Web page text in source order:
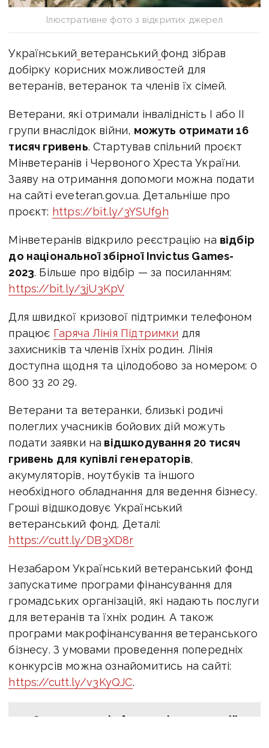
Ілюстративне фото з відкритих джерел
Український ветеранський фонд зібрав
добірку корисних можливостей для
ветеранів, ветеранок та членів їх сімей.
Ветерани, які отримали інвалідність І або ІІ
групи внаслідок війни, можуть отримати 16
тисяч гривень. Стартував спільний проєкт
Мінветеранів і Червоного Хреста України.
Заяву на отримання допомоги можна подати
на сайті eveteran.gov.ua. Детальніше про
проєкт: https://bit.ly/3YSUf9h
Мінветеранів відкрило реєстрацію на відбір
до національної збірної Invictus Games-
2023. Більше про відбір — за посиланням:
https://bit.ly/3jU3KpV
Для швидкої кризової підтримки телефоном
працює Гаряча Лінія Підтримки для
захисників та членів їхніх родин. Лінія
доступна щодня та цілодобово за номером: 0
800 33 20 29.
Ветерани та ветеранки, близькі родичі
полеглих учасників бойових дій можуть
подати заявки на відшкодування 20 тисяч
гривень для купівлі генераторів,
акумуляторів, ноутбуків та іншого
необхідного обладнання для ведення бізнесу.
Гроші відшкодовує Український
ветеранський фонд. Деталі:
https://cutt.ly/DB3XD8r
Незабаром Український ветеранський фонд
запускатиме програми фінансування для
громадських організацій, які надають послуги
для ветеранів та їхніх родин. А також
програми макрофінансування ветеранського
бізнесу. З умовами проведення попередніх
конкурсів можна ознайомитись на сайті:
https://cutt.ly/v3KyQJC.
Оперативну інформацію про події